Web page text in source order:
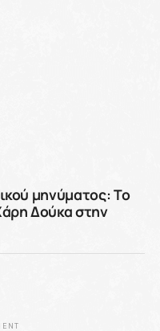
μηνύματος: Το
Δούκα στην